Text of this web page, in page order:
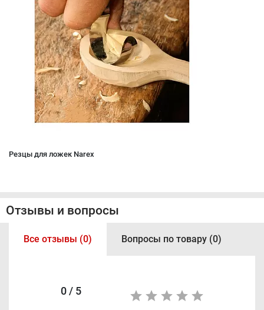
Резцы для ложек Narex
Отзывы и вопросы
Все отзывы (0) Вопросы по товару (0)
0 / 5